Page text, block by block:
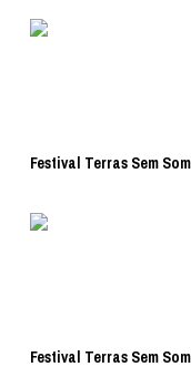
Festival Terras Sem
Festival Terras Sem